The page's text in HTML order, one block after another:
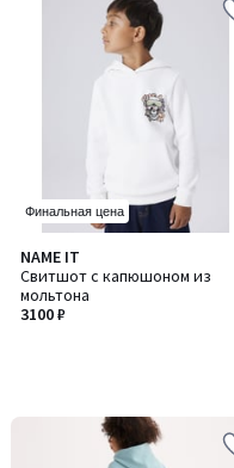
Финальная цена
NAME IT
Свитшот с капюшоном из
мольтона
3100 ₽